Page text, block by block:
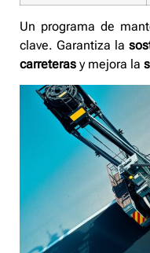
Un programa de
clave. Garantiza la
carreteras y mejora la